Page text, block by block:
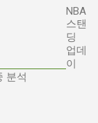
름이 등장하는
'메소드 연
, 맡는 역할마다
구분이 어려울
나의 왼발>에서
? 최대100%세일
: 피트 헤게세스
캔들의 핵심 인물
합니다. 최근 공
면, 헤게세스는
NBA
스탠
딩
업데
이
분석